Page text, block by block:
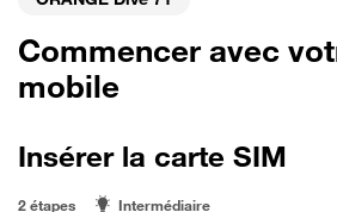
Commencer avec
mobile
Insérer la carte SIM
2 étapes Intermédiaire